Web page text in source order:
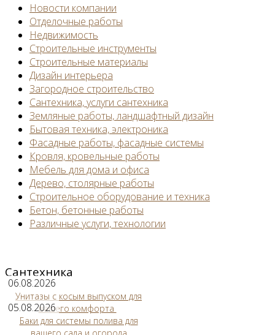
Новости компании
Отделочные работы
Недвижимость
Строительные инструменты
Строительные материалы
Дизайн интерьера
Загородное строительство
Сантехника, услуги сантехника
Земляные работы, ландшафтный дизайн
Бытовая техника, электроника
Фасадные работы, фасадные системы
Кровля, кровельные работы
Мебель для дома и офиса
Дерево, столярные работы
Строительное оборудование и техника
Бетон, бетонные работы
Различные услуги, технологии
Сантехника
06.08.2026
Унитазы с косым выпуском для
вашего комфорта
05.08.2026
Баки для системы полива для